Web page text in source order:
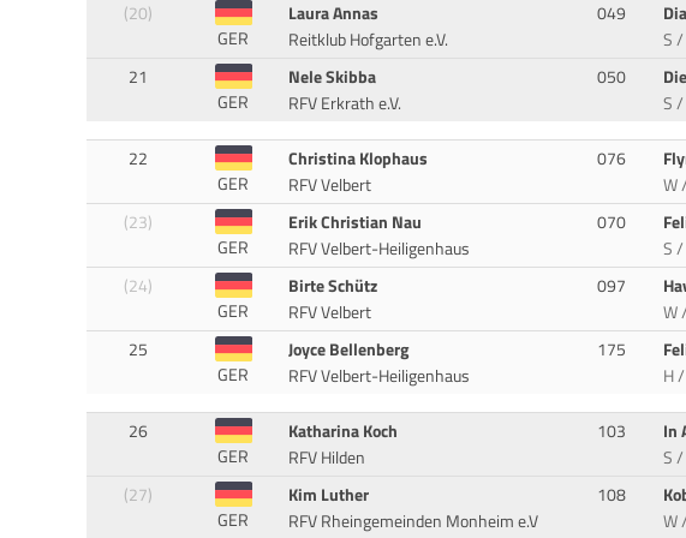
(20)
GER
Laura Annas
Reitklub Hofgarten e.V.
049
S
21
GER
Nele Skibba
RFV Erkrath e.V.
050
S
22
GER
Christina Klophaus
RFV Velbert
076
W
(23)
GER
Erik Christian Nau
RFV Velbert-Heiligenhaus
070
S
(24)
GER
Birte Schütz
RFV Velbert
097
W
25
GER
Joyce Bellenberg
RFV Velbert-Heiligenhaus
175
H
26
GER
Katharina Koch
RFV Hilden
103
In
S
(27)
GER
Kim Luther
RFV Rheingemeinden Monheim e.V
108
W